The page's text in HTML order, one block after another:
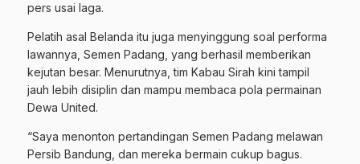
pers usai laga.
Pelatih asal Belanda itu juga menyinggung soal performa
lawannya, Semen Padang, yang berhasil memberikan
kejutan besar. Menurutnya, tim Kabau Sirah kini tampil
jauh lebih disiplin dan mampu membaca pola permainan
Dewa United.
“Saya menonton pertandingan Semen Padang melawan
Persib Bandung, dan mereka bermain cukup bagus.